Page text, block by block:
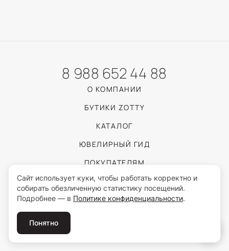
8 988 652 44 88
О КОМПАНИИ
БУТИКИ ZOTTY
КАТАЛОГ
ЮВЕЛИРНЫЙ ГИД
ПОКУПАТЕЛЯМ
Пользуясь сайтом, вы соглашаетесь с обработкой персональных данных
© 2026 ZOTTY · ИП Самойлова И.С.
Сайт использует куки, чтобы работать корректно и
собирать обезличенную статистику посещений.
Подробнее — в Политике конфиденциальности.
Понятно